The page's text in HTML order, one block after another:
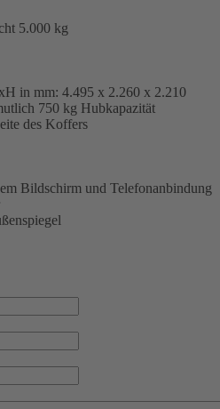
5.000 kg
in mm: 4.495 x 2.260 x 2.210
750 kg Hubkapazität
des Koffers
Bildschirm und Telefonanbindung